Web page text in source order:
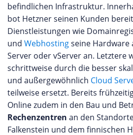
befindlichen Infrastruktur.
bot Hetzner seinen Kunden
Dienstleistungen wie
und Webhostingseine Hardware
Server oder vServer an. Letztere
schrittweise durch die besser
und außergewöhnlich Cloud
teilweise ersetzt. Bereits
Online zudem in den Bau und
Rechenzentren an den
Falkenstein und dem finnischen